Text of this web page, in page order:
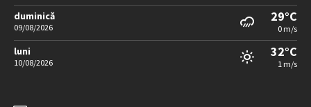
duminică
09/08/2026
29°C
0 m/s
luni
10/08/2026
32°C
1 m/s